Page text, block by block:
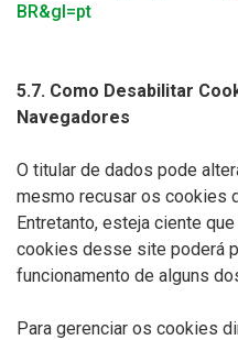
BR&gl=pt
5.7. Como Desabilitar
Navegadores
O titular de dados pode
mesmo recusar os cookies
Entretanto, esteja ciente
cookies desse site poderá
funcionamento de alguns
Para gerenciar os cookies